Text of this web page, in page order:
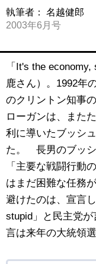
執筆者： 名越健郎
2003年6月号
「It's the
鹿さん）。1992年
のクリントン知事
ローガンは、また
利に導いたブッシ
た。 長男のブッシ
「主要な戦闘行動
はまだ困難な任務
避けたのは、宣言
stupid」と民主党
言は来年の大統領